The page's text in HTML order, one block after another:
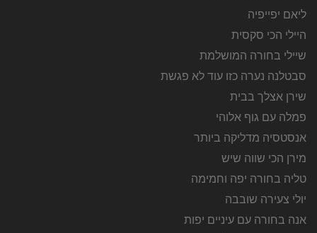
ליאם יפייפיה
היילי הכי סקסית
שיילי בחורה המושלמת
סבטלנה נערה כזו עוד לא פגשת
שירן אצלך בבית
פמלה עם גוף אלוהי
אנסטסיה מדליקה ביותר
מירן הכי שווה שיש
טליה בחורה יפה וחמימה
יולי צעירה שובבה
אנה בחורה עם עיניים יפות